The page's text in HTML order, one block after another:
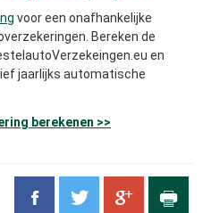
voor een onafhankelijke
Bereken de
en
jaarlijks automatische
berekenen >>